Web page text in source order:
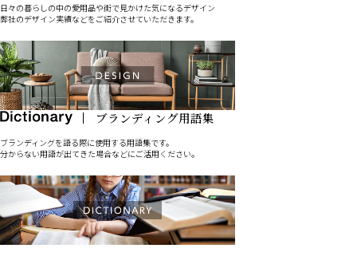
日々の暮らしの中の愛用品や街で見かけた気になるデザイン
弊社のデザイン実績などをご紹介させていただきます。
ブランディングを語る際に使用する用語集です。
分からない用語が出てきた場合などにご活用ください。